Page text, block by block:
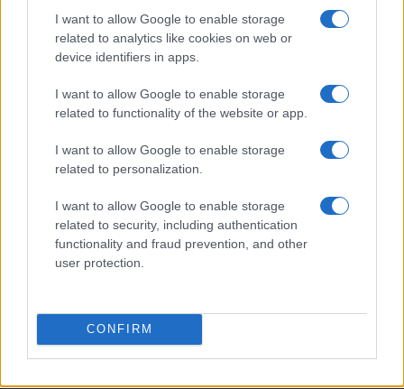
I want to allow Google to enable storage
related to analytics like cookies on web or
device identifiers in apps.
I want to allow Google to enable storage
related to functionality of the website or app.
I want to allow Google to enable storage
related to personalization.
I want to allow Google to enable storage
related to security, including authentication
functionality and fraud prevention, and other
user protection.
CONFIRM
PIÙ LETTI
Il mercato dell’intelligenza artificiale in Italia nel 2024:
Perché il 6G non diffonde l’Hantavirus e come
Star Wars: The Mandalorian and Grogu conquista il
Il Cast di Odissea: Chi Sono i Protagonisti del Nuovo
Film di Nolan
Boom del settore tech italiano: 652 milioni in venture